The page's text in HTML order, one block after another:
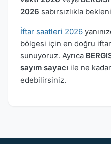
2026 sabırsızlıkla
İftar saatleri 2026
bölgesi için en doğru
sunuyoruz. Ayrıca
sayım sayacı ile ne
edebilirsiniz.